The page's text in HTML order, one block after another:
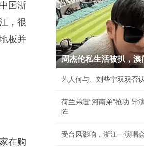
国浙
，很
板并
在购
周杰伦私生活被扒，
艺人何与、刘些宁双双否
荷兰弟遭“河南弟”抢功 导
阵
受台风影响，浙江一演唱